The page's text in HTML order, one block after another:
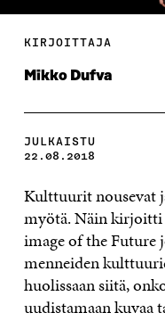
KIRJOITTAJA
Mikko Dufva
JULKAISTU
22.08.2018
Kulttuurit nousevat
myötä. Näin kirjoitti
image of the Future
menneiden
huolissaan siitä,
uudistamaan kuvaa